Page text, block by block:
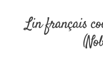
Lin français